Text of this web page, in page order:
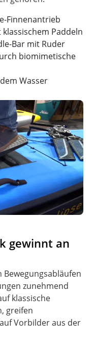
Finnenantrieb
Paddeln
Bar mit Ruder
biomimetische
Wasser
gewinnt an
zunehmend
klassische
greifen
Vorbilder aus der